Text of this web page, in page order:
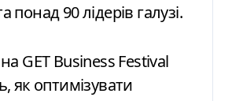
понад 90 лідерів галузі.
GET Business Festival
як оптимізувати